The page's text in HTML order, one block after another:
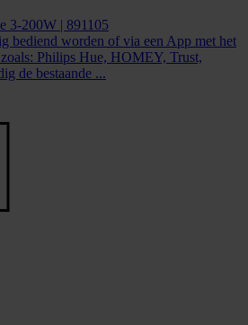
3-200W | 891105
bediend worden of via een App met het
Philips Hue, HOMEY, Trust,
de bestaande ...